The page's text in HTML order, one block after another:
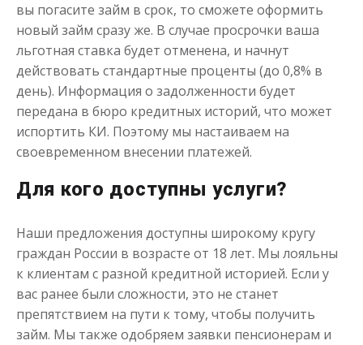
вы погасите займ в срок, то сможете оформить
новый займ сразу же. В случае просрочки ваша
льготная ставка будет отменена, и начнут
действовать стандартные проценты (до 0,8% в
день). Информация о задолженности будет
передана в бюро кредитных историй, что может
испортить КИ. Поэтому мы настаиваем на
своевременном внесении платежей.
Для кого доступны услуги?
Наши предложения доступны широкому кругу
граждан России в возрасте от 18 лет. Мы лояльны
к клиентам с разной кредитной историей. Если у
вас ранее были сложности, это не станет
препятствием на пути к тому, чтобы получить
займ. Мы также одобряем заявки пенсионерам и